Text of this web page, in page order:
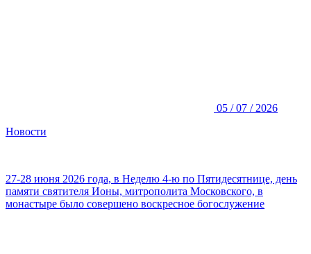
05 / 07 / 2026
Новости
27-28 июня 2026 года, в Неделю 4-ю по Пятидесятнице, день
памяти святителя Ионы, митрополита Московского, в
монастыре было совершено воскресное богослужение